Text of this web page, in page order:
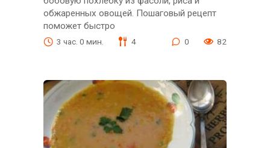
обжаренных овощей. Пошаговый рецепт
поможет быстро
3 час. 0 мин. 4 0 82